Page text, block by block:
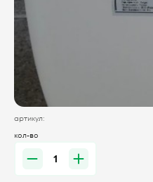
артикул:
кол-во